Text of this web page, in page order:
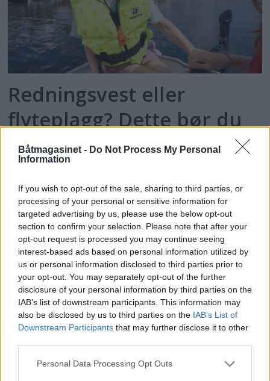
Båtmagasinet - Do Not Process My Personal
Information
If you wish to opt-out of the sale, sharing to third parties, or
processing of your personal or sensitive information for
targeted advertising by us, please use the below opt-out
section to confirm your selection. Please note that after your
opt-out request is processed you may continue seeing
interest-based ads based on personal information utilized by
us or personal information disclosed to third parties prior to
your opt-out. You may separately opt-out of the further
disclosure of your personal information by third parties on the
IAB’s list of downstream participants. This information may
also be disclosed by us to third parties on the IAB’s List of
Downstream Participants that may further disclose it to other
Personal Data Processing Opt Outs
Redningsvest eller
flyteplagg? Dette bør du
velge og hvorfor
PLUS
Unngå disse feilene ved
sesongstart